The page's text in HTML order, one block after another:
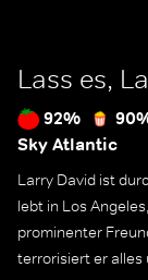
Lass es,
92%
Sky Atlantic
Larry David ist
lebt in Los
prominenter
terrorisiert er alles